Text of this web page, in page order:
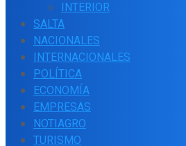
INTERIOR
SALTA
NACIONALES
INTERNACIONALES
POLÍTICA
ECONOMÍA
EMPRESAS
NOTIAGRO
TURISMO